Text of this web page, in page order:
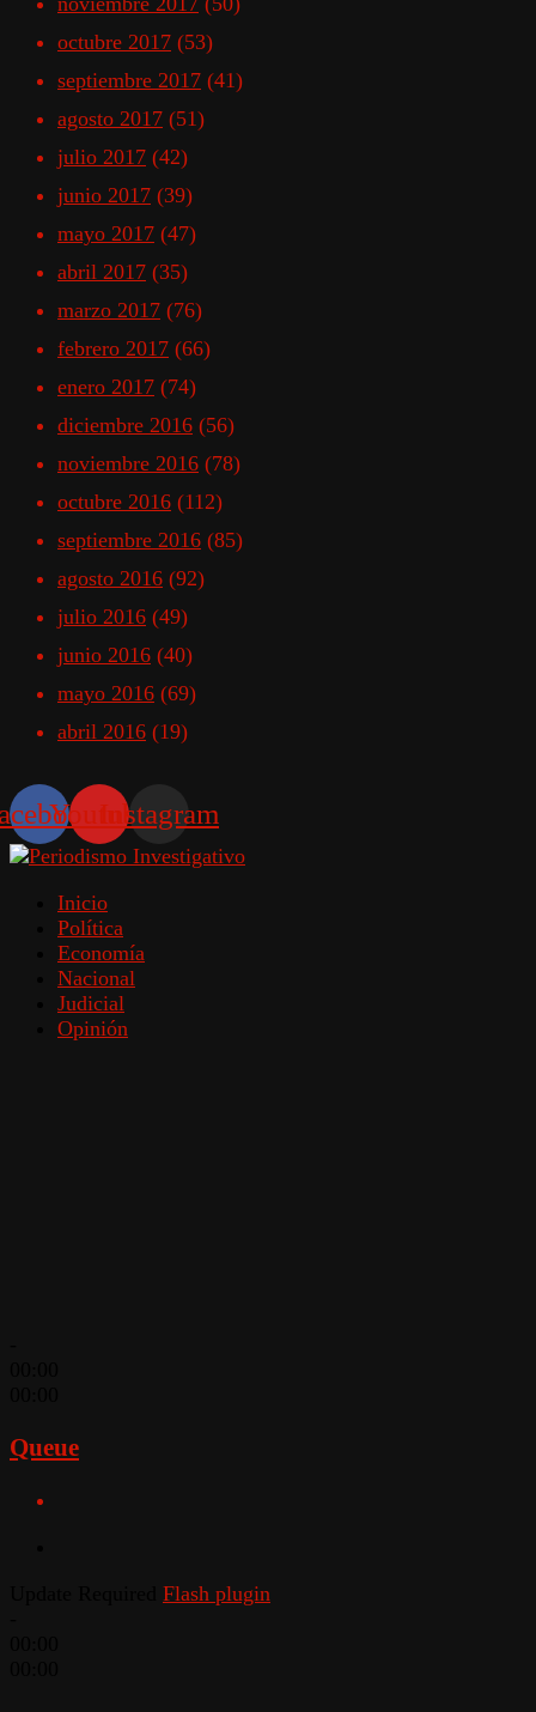
octubre 2017 (53)
septiembre 2017 (41)
agosto 2017 (51)
julio 2017 (42)
junio 2017 (39)
mayo 2017 (47)
abril 2017 (35)
marzo 2017 (76)
febrero 2017 (66)
enero 2017 (74)
diciembre 2016 (56)
noviembre 2016 (78)
octubre 2016 (112)
septiembre 2016 (85)
agosto 2016 (92)
julio 2016 (49)
junio 2016 (40)
mayo 2016 (69)
abril 2016 (19)
YoutubeInstagram
Inicio
Política
Economía
Nacional
Judicial
Opinión
Queue
Flash plugin